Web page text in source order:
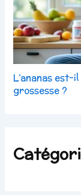
L’ananas est-
grossesse ?